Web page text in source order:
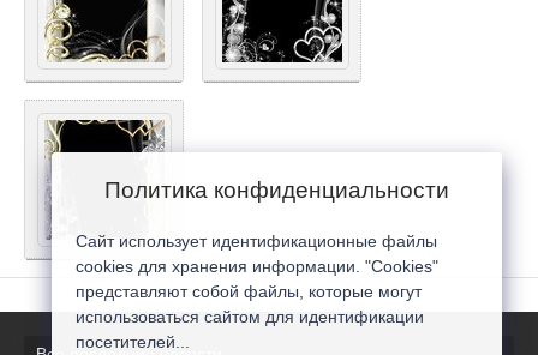
Политика конфиденциальности
Сайт использует идентификационные файлы
cookies для хранения информации. "Cookies"
представляют собой файлы, которые могут
использоваться сайтом для идентификации
посетителей...